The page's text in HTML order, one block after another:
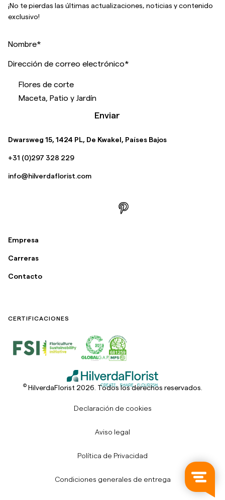
¡No te pierdas las últimas actualizaciones, noticias y contenido
exclusivo!
Nombre*
Dirección de correo electrónico*
Flores de corte
Maceta, Patio y Jardín
Enviar
Dwarsweg 15, 1424 PL, De Kwakel, Países Bajos
+31 (0)297 328 229
info@hilverdaflorist.com
Empresa
Carreras
Contacto
CERTIFICACIONES
©HilverdaFlorist 2026. Todos los derechos reservados.
Declaración de cookies
Aviso legal
Política de Privacidad
Condiciones generales de entrega